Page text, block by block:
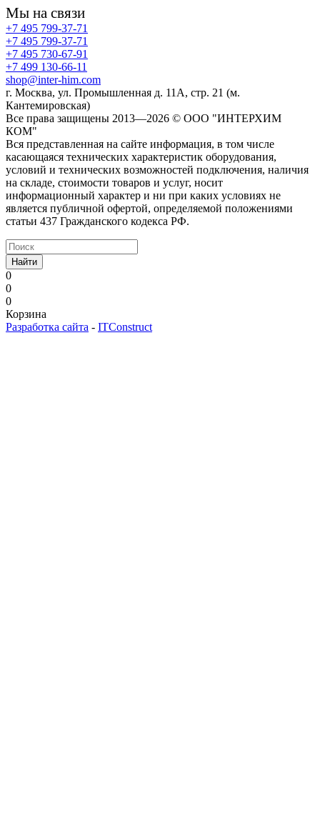
Мы на связи
+7 495 799-37-71
+7 495 799-37-71
+7 495 730-67-91
+7 499 130-66-11
shop@inter-him.com
г. Москва, ул. Промышленная д. 11А, стр. 21 (м.
Кантемировская)
Все права защищены 2013—2026 © OOO "ИНТЕРХИМ
КОМ"
Вся представленная на сайте информация, в том числе
касающаяся технических характеристик оборудования,
условий и технических возможностей подключения, наличия
на складе, стоимости товаров и услуг, носит
информационный характер и ни при каких условиях не
является публичной офертой, определяемой положениями
статьи 437 Гражданского кодекса РФ.
Найти
0
0
0
Корзина
Разработка сайта - ITConstruct